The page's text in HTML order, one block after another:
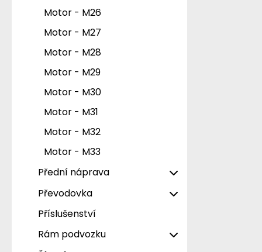
Motor - M26
Motor - M27
Motor - M28
Motor - M29
Motor - M30
Motor - M31
Motor - M32
Motor - M33
Přední náprava
Přední náprava - V1
Přední náprava - V2
Přední náprava - V3
Převodovka
Převodovka - W1
Převodovka - W2
Příslušenství
Rám podvozku